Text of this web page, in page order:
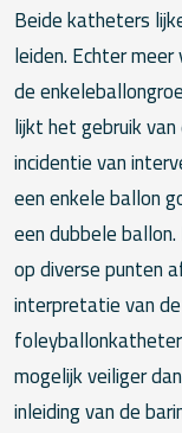
Beide katheters
leiden. Echter
de
lijkt het gebruik
incidentie van
een enkele ballon
een dubbele
op diverse punten
interpretatie van
mogelijk veiliger
inleiding van de